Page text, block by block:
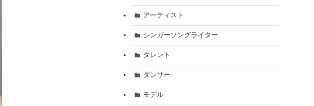
アーティスト
シンガーソングライター
タレント
ダンサー
モデル